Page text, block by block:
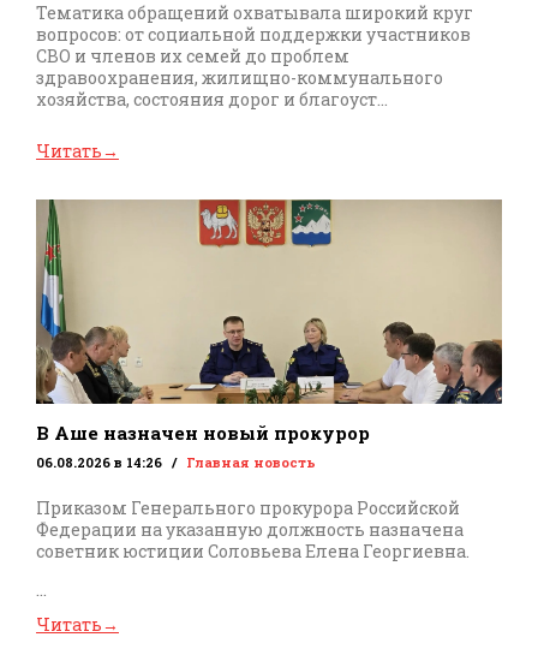
Тематика обращений охватывала широкий круг
вопросов: от социальной поддержки участников
СВО и членов их семей до проблем
здравоохранения, жилищно-коммунального
хозяйства, состояния дорог и благоуст...
Читать→
В Аше назначен новый прокурор
06.08.2026 в 14:26 Главная новость
Приказом Генерального прокурора Российской
Федерации на указанную должность назначена
советник юстиции Соловьева Елена Георгиевна.
...
Читать→